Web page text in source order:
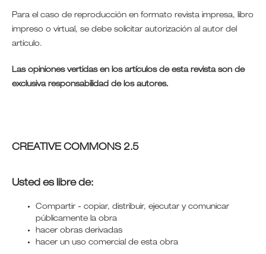
Para el caso de reproducción en formato revista impresa, libro
impreso o virtual, se debe solicitar autorización al autor del
artículo.
Las opiniones vertidas en los artículos de esta revista son de
exclusiva responsabilidad de los autores.
CREATIVE COMMONS 2.5
Usted es libre de:
Compartir - copiar, distribuir, ejecutar y comunicar
públicamente la obra
hacer obras derivadas
hacer un uso comercial de esta obra